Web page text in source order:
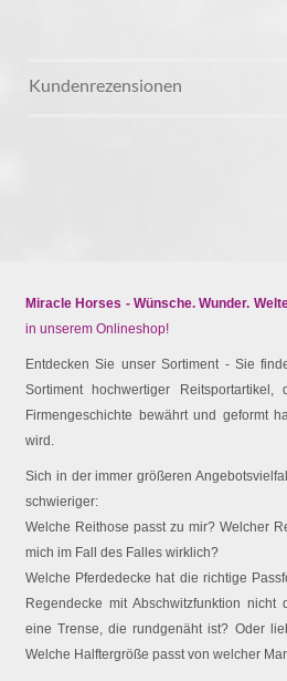
Kundenrezensionen
Miracle Horses - Wünsche. Wunder.
in unserem Onlineshop!
Entdecken Sie unser Sortiment - Sie
Sortiment hochwertiger
Firmengeschichte bewährt und geformt
wird.
Sich in der immer größeren
schwieriger:
Welche Reithose passt zu mir? Welcher
mich im Fall des Falles wirklich?
Welche Pferdedecke hat die richtige
Regendecke mit Abschwitzfunktion
eine Trense, die rundgenäht ist? Oder
Welche Halftergröße passt von welcher